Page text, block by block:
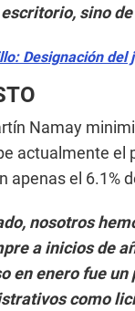
sino de
Designación del
Namay
actualmente el
apenas el 6.1%
nosotros
a inicios de
en enero fue
como